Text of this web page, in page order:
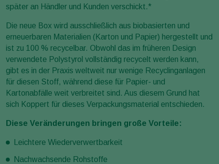
später an Händler und Kunden verschickt.*
Die neue Box wird ausschließlich aus biobasierten und
erneuerbaren Materialien (Karton und Papier) hergestellt und
ist zu 100 % recycelbar. Obwohl das im früheren Design
verwendete Polystyrol vollständig recycelt werden kann,
gibt es in der Praxis weltweit nur wenige Recyclinganlagen
für diesen Stoff, während diese für Papier- und
Kartonabfälle weit verbreitet sind. Aus diesem Grund hat
sich Koppert für dieses Verpackungsmaterial entschieden.
Diese Veränderungen bringen große Vorteile:
Leichtere Wiederverwertbarkeit
Nachwachsende Rohstoffe